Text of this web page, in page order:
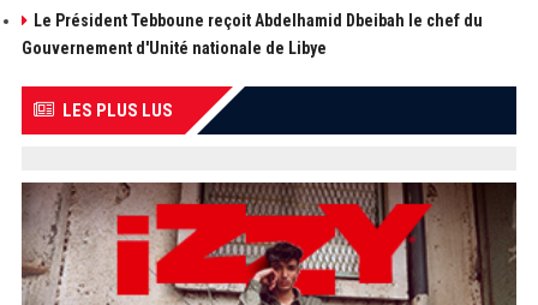
Le Président Tebboune reçoit Abdelhamid Dbeibah le chef du
Gouvernement d'Unité nationale de Libye
LES PLUS LUS